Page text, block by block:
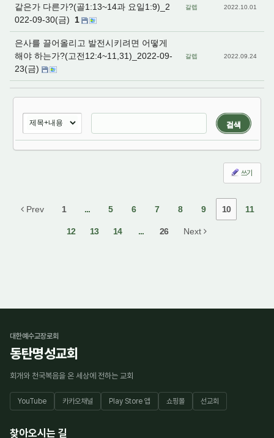
같은가 다른가?(골1:13~14과 요일1:9)_2
022-09-30(금)
1
갈렙 2022.10.01
은사를 끌어올리고 발전시키려면 어떻게
해야 하는가?(고전12:4~11,31)_2022-09-
23(금)
갈렙 2022.09.24
검색
쓰기
Prev 1 ... 5 6 7 8 9 10 11
12 13 14 ... 26 Next
대한예수교장로회
동탄명성교회
회개와 천국복음을 온 세상에 전하는 교회
YouTube 카카오채널 Play Store 앱 쇼핑몰 선교회
찾아오시는 길